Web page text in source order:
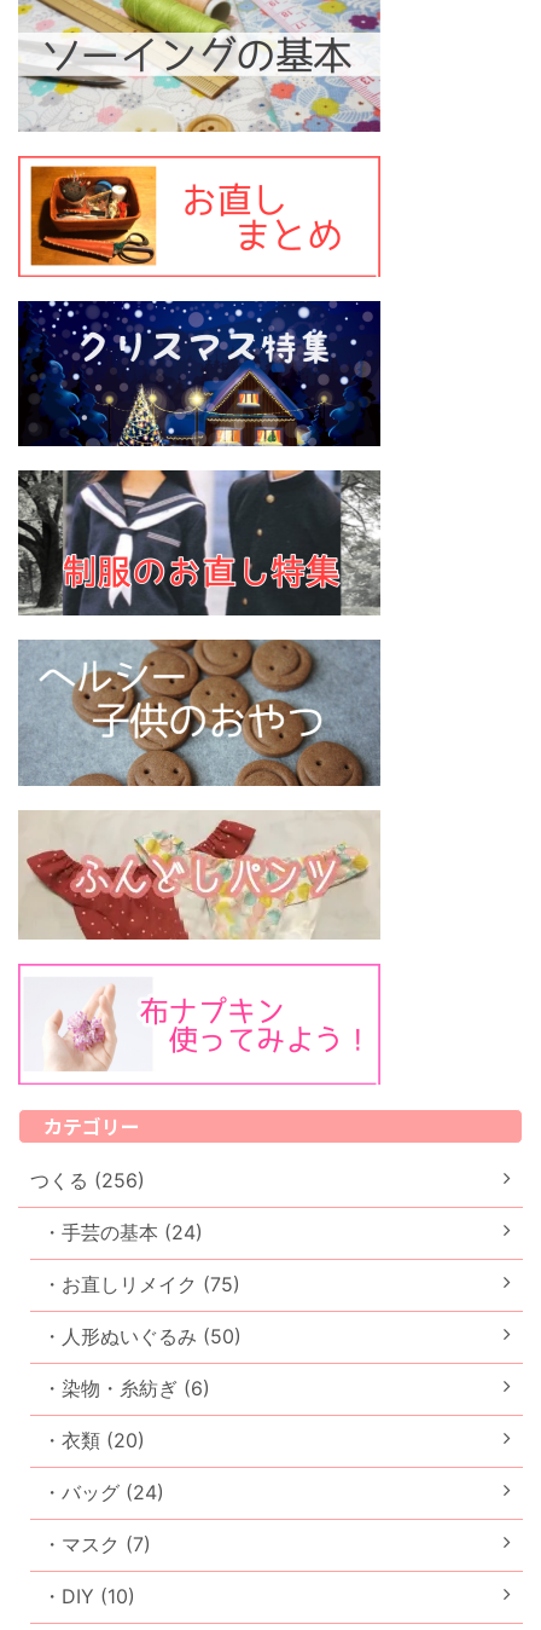
カテゴリー
つくる (256)
・手芸の基本 (24)
・お直しリメイク (75)
・人形ぬいぐるみ (50)
・染物・糸紡ぎ (6)
・衣類 (20)
・バッグ (24)
・マスク (7)
・DIY (10)